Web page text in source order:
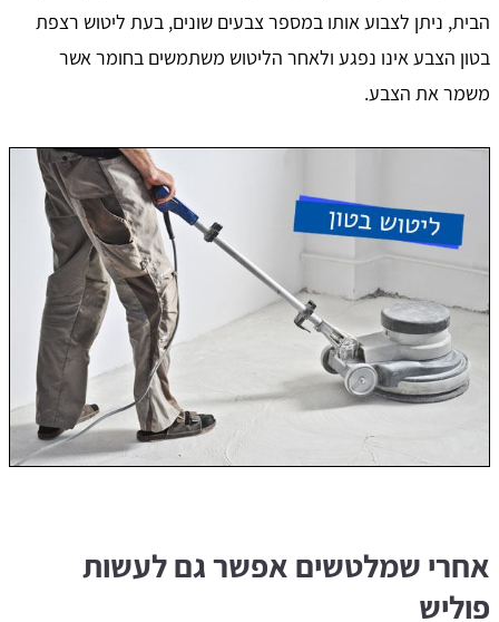
הבית, ניתן לצבוע אותו במספר צבעים שונים, בעת ליטוש רצפת
בטון הצבע אינו נפגע ולאחר הליטוש משתמשים בחומר אשר
משמר את הצבע.
אחרי שמלטשים אפשר גם לעשות
פוליש